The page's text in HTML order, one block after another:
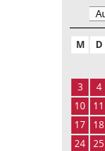
M D
3
4
10
11
17
18
24 25